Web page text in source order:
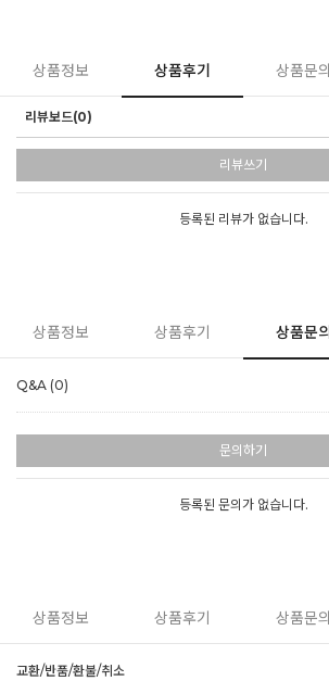
상품정보 상품후기 상품문의
리뷰보드(0)
리뷰쓰기
등록된 리뷰가 없습니다.
상품정보 상품후기 상품문의
Q&A (0)
문의하기
등록된 문의가 없습니다.
상품정보 상품후기 상품문의
교환/반품/환불/취소